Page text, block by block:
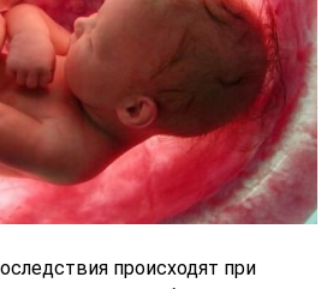
происходят при